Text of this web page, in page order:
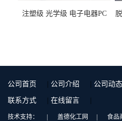
注塑级 光学级 电子电器PC
公司首页 公司介绍 公司动态
联系方式 在线留言
技术支持： 盖德化工网 食品